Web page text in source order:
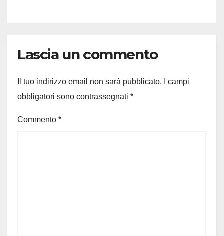
Lascia un commento
Il tuo indirizzo email non sarà pubblicato.
I campi
obbligatori sono contrassegnati *
Commento *